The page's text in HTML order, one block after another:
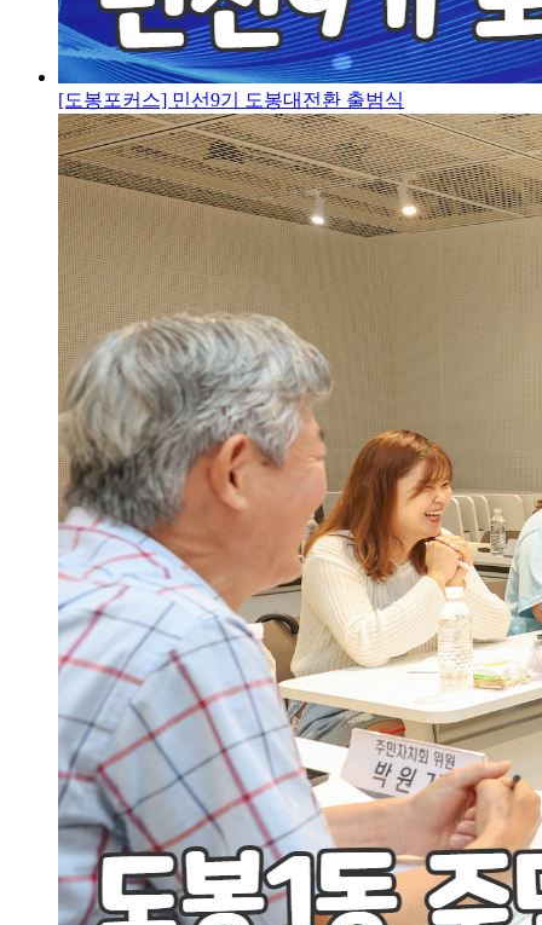
[도봉포커스] 민선9기 도봉대전환 출범식